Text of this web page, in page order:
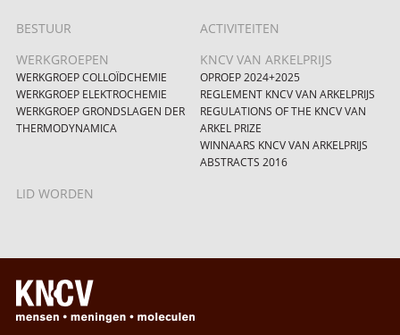
BESTUUR
ACTIVITEITEN
WERKGROEPEN
WERKGROEP COLLOÏDCHEMIE
WERKGROEP ELEKTROCHEMIE
WERKGROEP GRONDSLAGEN DER
THERMODYNAMICA
KNCV VAN ARKELPRIJS
OPROEP 2024+2025
REGLEMENT KNCV VAN ARKELPRIJS
REGULATIONS OF THE KNCV VAN
ARKEL PRIZE
WINNAARS KNCV VAN ARKELPRIJS
ABSTRACTS 2016
LID WORDEN